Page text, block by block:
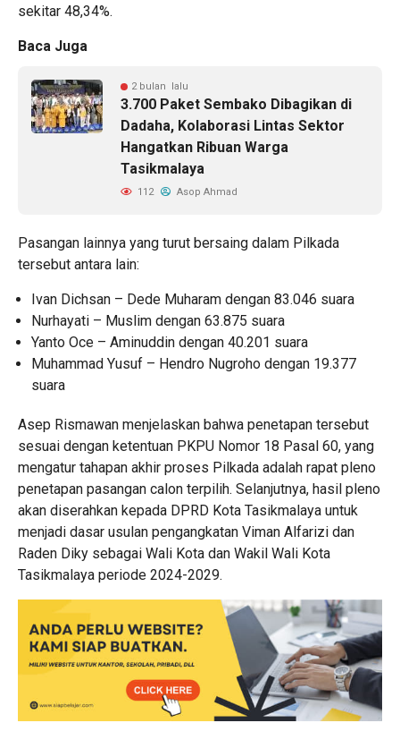
sekitar 48,34%.
Baca Juga
2 bulan lalu
3.700 Paket Sembako Dibagikan di
Dadaha, Kolaborasi Lintas Sektor
Hangatkan Ribuan Warga
Tasikmalaya
112 Asop Ahmad
Pasangan lainnya yang turut bersaing dalam Pilkada
tersebut antara lain:
Ivan Dichsan – Dede Muharam dengan 83.046 suara
Nurhayati – Muslim dengan 63.875 suara
Yanto Oce – Aminuddin dengan 40.201 suara
Muhammad Yusuf – Hendro Nugroho dengan 19.377
suara
Asep Rismawan menjelaskan bahwa penetapan tersebut
sesuai dengan ketentuan PKPU Nomor 18 Pasal 60, yang
mengatur tahapan akhir proses Pilkada adalah rapat pleno
penetapan pasangan calon terpilih. Selanjutnya, hasil pleno
akan diserahkan kepada DPRD Kota Tasikmalaya untuk
menjadi dasar usulan pengangkatan Viman Alfarizi dan
Raden Diky sebagai Wali Kota dan Wakil Wali Kota
Tasikmalaya periode 2024-2029.